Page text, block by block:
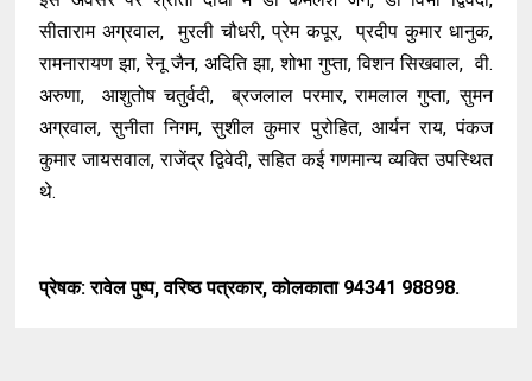
सीताराम अग्रवाल, मुरली चौधरी, प्रेम कपूर, प्रदीप कुमार धानुक,
रामनारायण झा, रेनू जैन, अदिति झा, शोभा गुप्ता, विशन सिखवाल, वी.
अरुणा, आशुतोष चतुर्वदी, ब्रजलाल परमार, रामलाल गुप्ता, सुमन
अग्रवाल, सुनीता निगम, सुशील कुमार पुरोहित, आर्यन राय, पंकज
कुमार जायसवाल, राजेंद्र द्विवेदी, सहित कई गणमान्य व्यक्ति उपस्थित
थे.
प्रेषक: रावेल पुष्प, वरिष्ठ पत्रकार, कोलकाता 94341 98898.